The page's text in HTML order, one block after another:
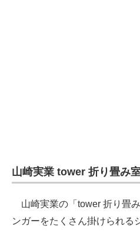
山崎実業 tower 折り畳み
山崎実業の「tower 折り畳
ンガーをたくさん掛けられる